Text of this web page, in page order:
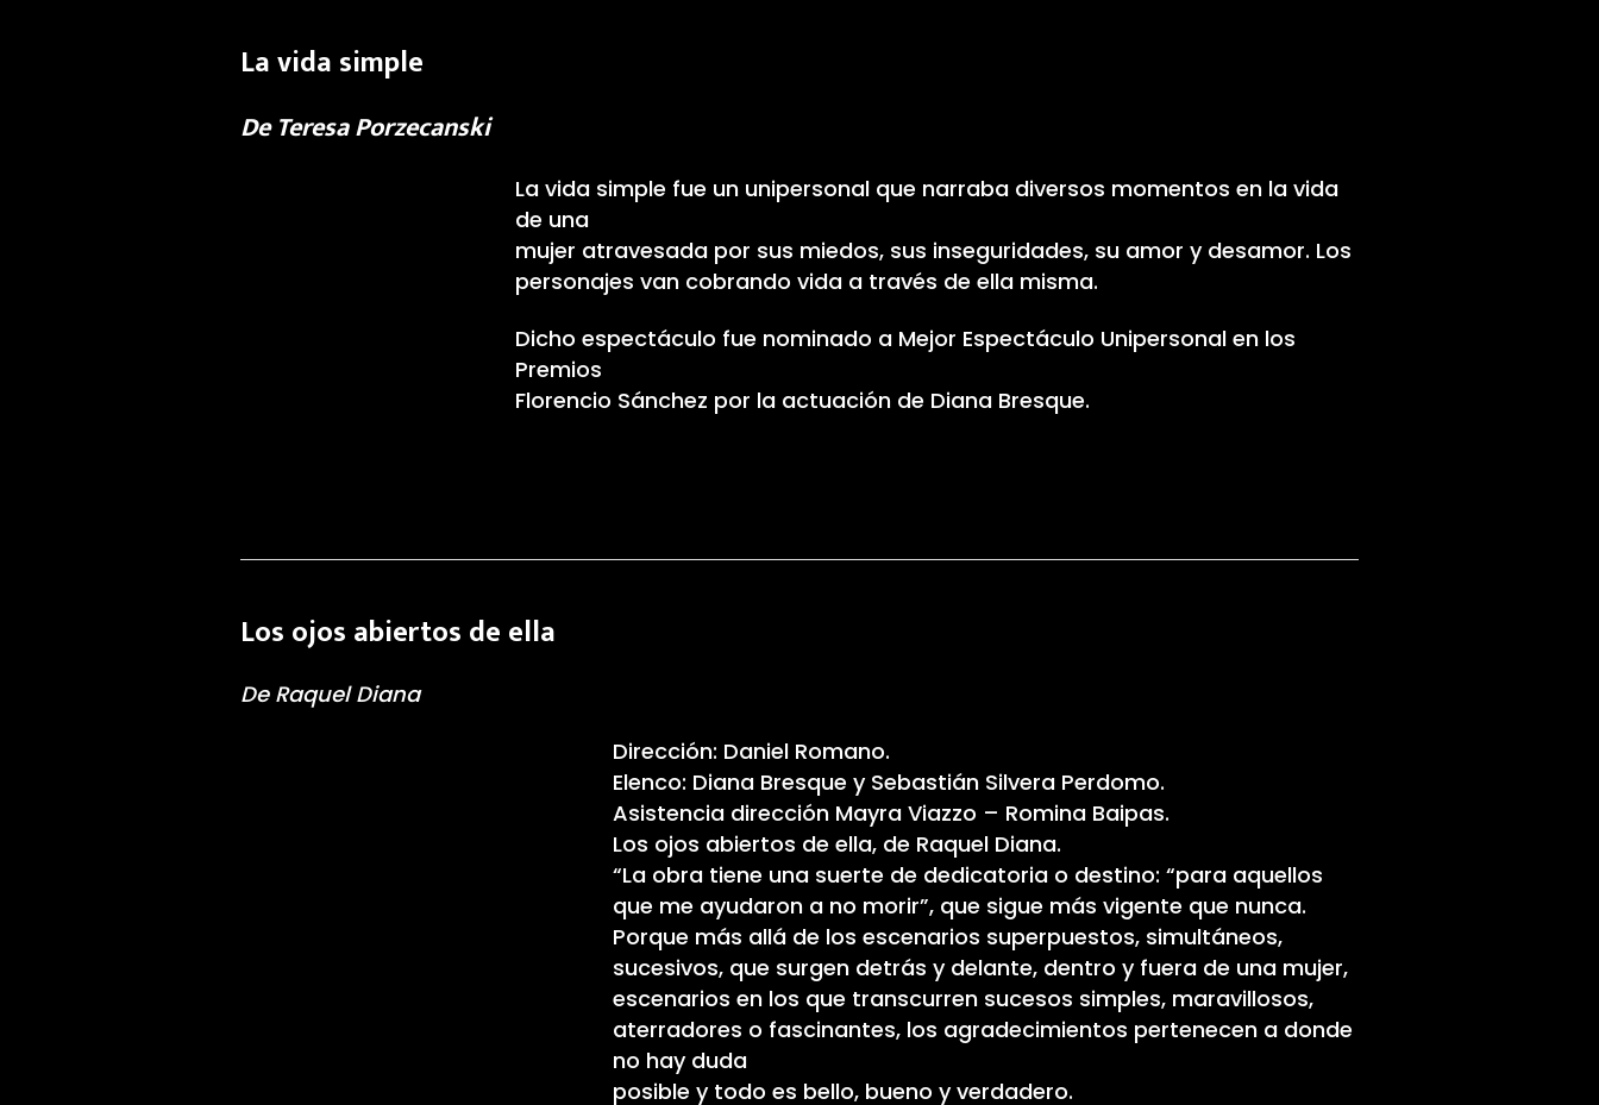
La vida simple
De Teresa Porzecanski
La vida simple fue un unipersonal que narraba diversos momentos en la vida
de una
mujer atravesada por sus miedos, sus inseguridades, su amor y desamor. Los
personajes van cobrando vida a través de ella misma.
Dicho espectáculo fue nominado a Mejor Espectáculo Unipersonal en los
Premios
Florencio Sánchez por la actuación de Diana Bresque.
Los ojos abiertos de ella
De Raquel Diana
Dirección: Daniel Romano.
Elenco: Diana Bresque y Sebastián Silvera Perdomo.
Asistencia dirección Mayra Viazzo – Romina Baipas.
Los ojos abiertos de ella, de Raquel Diana.
“La obra tiene una suerte de dedicatoria o destino: “para aquellos
que me ayudaron a no morir”, que sigue más vigente que nunca.
Porque más allá de los escenarios superpuestos, simultáneos,
sucesivos, que surgen detrás y delante, dentro y fuera de una mujer,
escenarios en los que transcurren sucesos simples, maravillosos,
aterradores o fascinantes, los agradecimientos pertenecen a donde
no hay duda
posible y todo es bello, bueno y verdadero.